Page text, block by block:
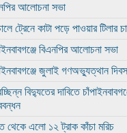
আলোচনা সভা
ট্রেনে কাটা পড়ে পাওয়ার টিলার
বিএনপির আলোচনা সভা
জুলাই গণঅভ্যুত্থান
বিদ্যুতের দাবিতে
থেকে এলো ১২ ট্রাক কাঁচা মরিচ